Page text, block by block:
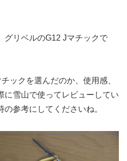
グリベルのG12 Jマチックで
ックを選んだのか、使用感、
に雪山で使ってレビューしてい
参考にしてくださいね。